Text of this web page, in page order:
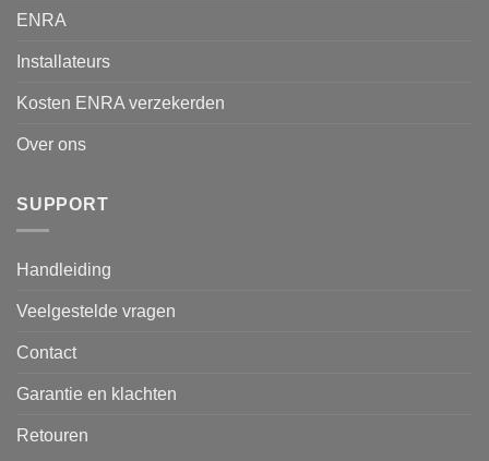
ENRA
Installateurs
Kosten ENRA verzekerden
Over ons
SUPPORT
Handleiding
Veelgestelde vragen
Contact
Garantie en klachten
Retouren